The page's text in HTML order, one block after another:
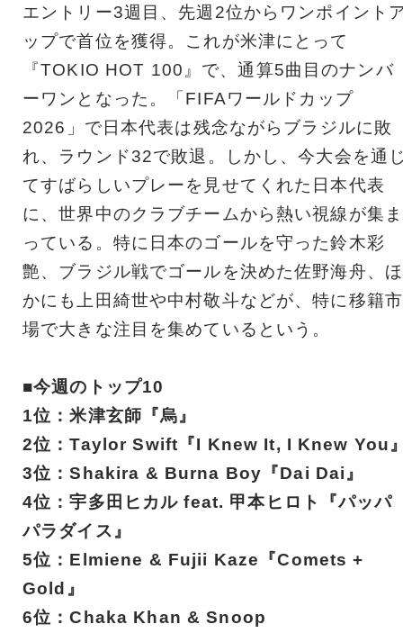
エントリー3週目、先週2位からワンポイント
ップで首位を獲得。これが米津にとって
『TOKIO HOT 100』で、通算5曲目のナンバ
ーワンとなった。「FIFAワールドカップ
2026」で日本代表は残念ながらブラジルに敗
れ、ラウンド32で敗退。しかし、今大会を通
てすばらしいプレーを見せてくれた日本代表
に、世界中のクラブチームから熱い視線が集ま
っている。特に日本のゴールを守った鈴木彩
艶、ブラジル戦でゴールを決めた佐野海舟、ほ
かにも上田綺世や中村敬斗などが、特に移籍市
場で大きな注目を集めているという。
■今週のトップ10
1位：米津玄師『烏』
2位：Taylor Swift『I Knew It, I Knew You
3位：Shakira & Burna Boy『Dai Dai』
4位：宇多田ヒカル feat. 甲本ヒロト『パッパ
パラダイス』
5位：Elmiene & Fujii Kaze『Comets +
Gold』
6位：Chaka Khan & Snoop